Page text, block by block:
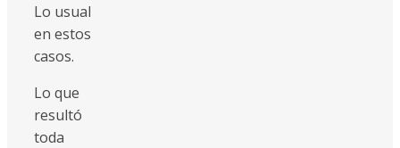
Lo usual
en estos
casos.
Lo que
resultó
toda